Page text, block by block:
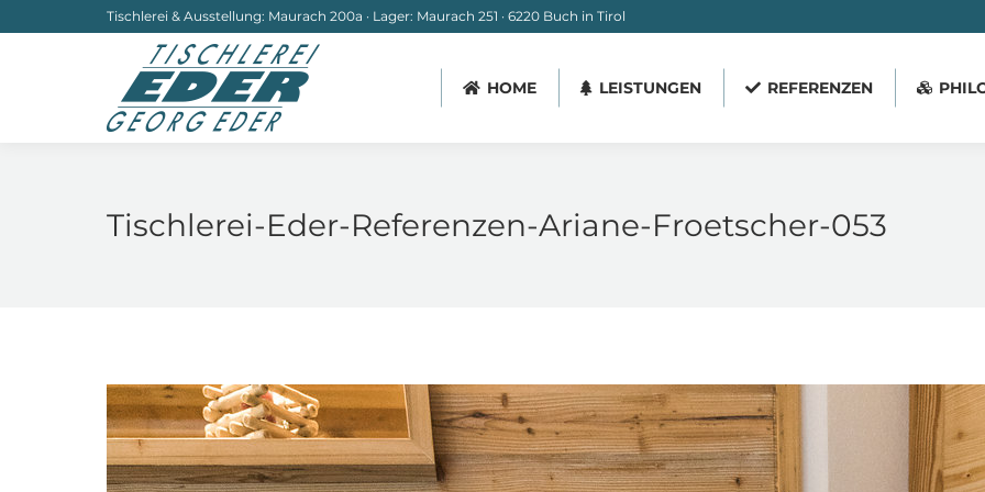
Tischlerei & Ausstellung: Maurach 200a · Lager: Maurach 251 · 6220 Buch in Tirol
HOME LEISTUNGEN REFERENZEN
Tischlerei-Eder-Referenzen-Ariane-Froetscher-053
HOME LEISTUNGEN REFERENZEN